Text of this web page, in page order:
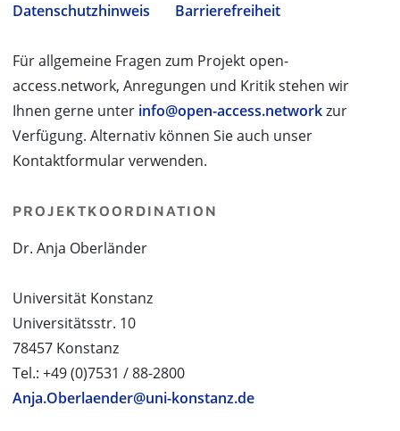
Datenschutzhinweis
Barrierefreiheit
Für allgemeine Fragen zum Projekt open-
access.network, Anregungen und Kritik stehen wir
Ihnen gerne unter info@open-access.networkzur
Verfügung. Alternativ können Sie auch unser
Kontaktformular verwenden.
PROJEKTKOORDINATION
Dr. Anja Oberländer
Universität Konstanz
Universitätsstr. 10
78457 Konstanz
Tel.: +49 (0)7531 / 88-2800
Anja.Oberlaender@uni-konstanz.de